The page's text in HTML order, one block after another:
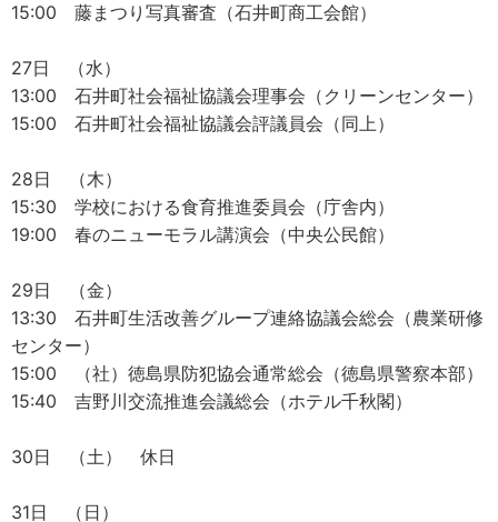
15:00 藤まつり写真審査（石井町商工会館）
27日 （水）
13:00 石井町社会福祉協議会理事会（クリーンセンター）
15:00 石井町社会福祉協議会評議員会（同上）
28日 （木）
15:30 学校における食育推進委員会（庁舎内）
19:00 春のニューモラル講演会（中央公民館）
29日 （金）
13:30 石井町生活改善グループ連絡協議会総会（農業研修
センター）
15:00 （社）徳島県防犯協会通常総会（徳島県警察本部）
15:40 吉野川交流推進会議総会（ホテル千秋閣）
30日 （土） 休日
31日 （日）